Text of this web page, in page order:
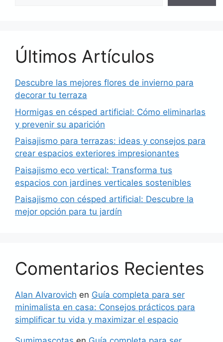
Últimos Artículos
Descubre las mejores flores de invierno para
decorar tu terraza
Hormigas en césped artificial: Cómo eliminarlas
y prevenir su aparición
Paisajismo para terrazas: ideas y consejos para
crear espacios exteriores impresionantes
Paisajismo eco vertical: Transforma tus
espacios con jardines verticales sostenibles
Paisajismo con césped artificial: Descubre la
mejor opción para tu jardín
Comentarios Recientes
AIan AIvarovich en Guía completa para ser
minimalista en casa: Consejos prácticos para
simplificar tu vida y maximizar el espacio